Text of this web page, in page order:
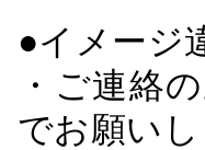
●イメージ
・ご連絡
でお願いし